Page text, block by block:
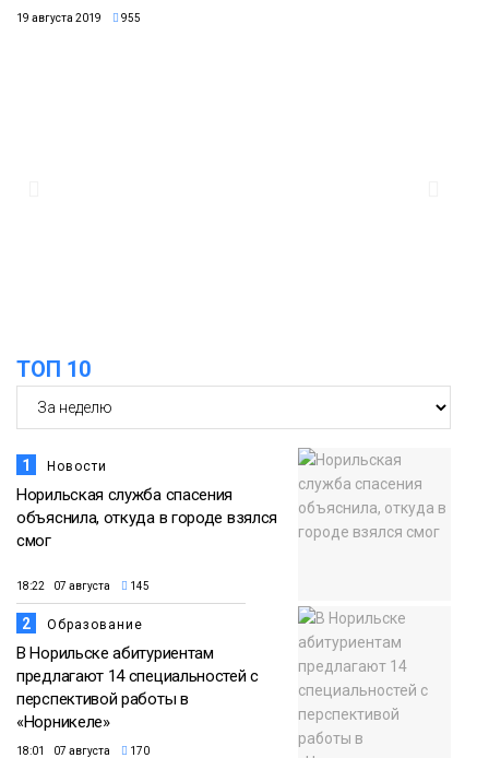
19 августа 2019 955
ТОП 10
1 Новости
Норильская служба спасения
объяснила, откуда в городе взялся
смог
18:22 07 августа 145
2 Образование
В Норильске абитуриентам
предлагают 14 специальностей с
перспективой работы в
«Норникеле»
18:01 07 августа 170